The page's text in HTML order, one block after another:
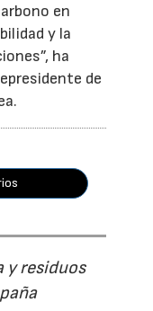
en
y la
ha
de
y residuos